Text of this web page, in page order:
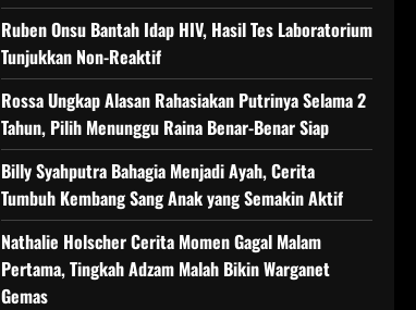
Ruben Onsu Bantah Idap HIV, Hasil Tes Laboratorium
Tunjukkan Non-Reaktif
Rossa Ungkap Alasan Rahasiakan Putrinya Selama 2
Tahun, Pilih Menunggu Raina Benar-Benar Siap
Billy Syahputra Bahagia Menjadi Ayah, Cerita
Tumbuh Kembang Sang Anak yang Semakin Aktif
Nathalie Holscher Cerita Momen Gagal Malam
Pertama, Tingkah Adzam Malah Bikin Warganet
Gemas